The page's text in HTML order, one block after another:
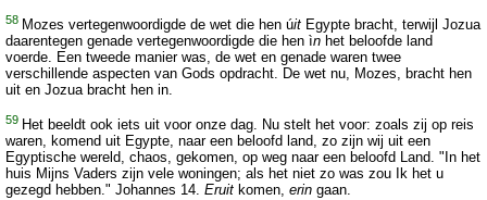
58 Mozes vertegenwoordigde de wet die hen úit Egypte bracht, terwijl Jozua
daarentegen genade vertegenwoordigde die hen ìn het beloofde land
voerde. Een tweede manier was, de wet en genade waren twee
verschillende aspecten van Gods opdracht. De wet nu, Mozes, bracht hen
uit en Jozua bracht hen in.
59 Het beeldt ook iets uit voor onze dag. Nu stelt het voor: zoals zij op reis
waren, komend uit Egypte, naar een beloofd land, zo zijn wij uit een
Egyptische wereld, chaos, gekomen, op weg naar een beloofd Land. "In het
huis Mijns Vaders zijn vele woningen; als het niet zo was zou Ik het u
gezegd hebben." Johannes 14. Eruit komen, erin gaan.